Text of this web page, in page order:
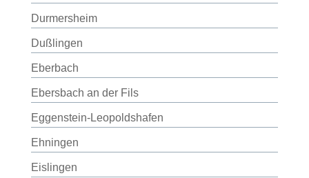
Durmersheim
Dußlingen
Eberbach
Ebersbach an der Fils
Eggenstein-Leopoldshafen
Ehningen
Eislingen